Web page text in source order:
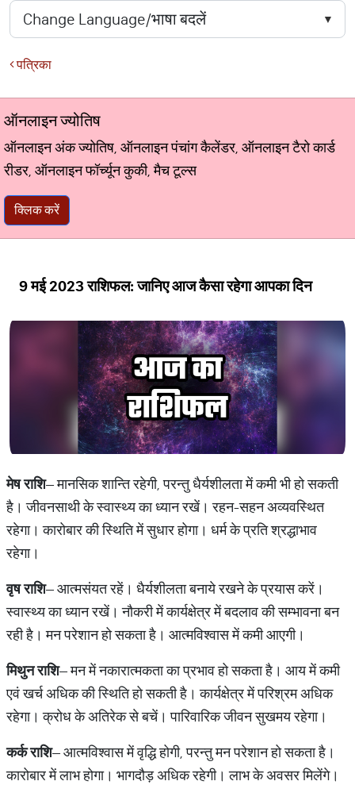
पत्रिका
ऑनलाइन ज्योतिष
ऑनलाइन अंक ज्योतिष, ऑनलाइन पंचांग कैलेंडर, ऑनलाइन टैरो कार्ड
रीडर, ऑनलाइन फॉर्च्यून कुकी, मैच टूल्स
क्लिक करें
9 मई 2023 राशिफल: जानिए आज कैसा रहेगा आपका दिन
मेष राशि– मानसिक शान्ति रहेगी, परन्तु धैर्यशीलता में कमी भी हो सकती
है। जीवनसाथी के स्वास्थ्य का ध्यान रखें। रहन-सहन अव्यवस्थित
रहेगा। कारोबार की स्थिति में सुधार होगा। धर्म के प्रति श्रद्धाभाव
रहेगा।
वृष राशि– आत्मसंयत रहें। धैर्यशीलता बनाये रखने के प्रयास करें।
स्वास्थ्य का ध्यान रखें। नौकरी में कार्यक्षेत्र में बदलाव की सम्भावना बन
रही है। मन परेशान हो सकता है। आत्मविश्वास में कमी आएगी।
मिथुन राशि– मन में नकारात्मकता का प्रभाव हो सकता है। आय में कमी
एवं खर्च अधिक की स्थिति हो सकती है। कार्यक्षेत्र में परिश्रम अधिक
रहेगा। क्रोध के अतिरेक से बचें। पारिवारिक जीवन सुखमय रहेगा।
कर्क राशि– आत्मविश्वास में वृद्धि होगी, परन्तु मन परेशान हो सकता है।
कारोबार में लाभ होगा। भागदौड़ अधिक रहेगी। लाभ के अवसर मिलेंगे।